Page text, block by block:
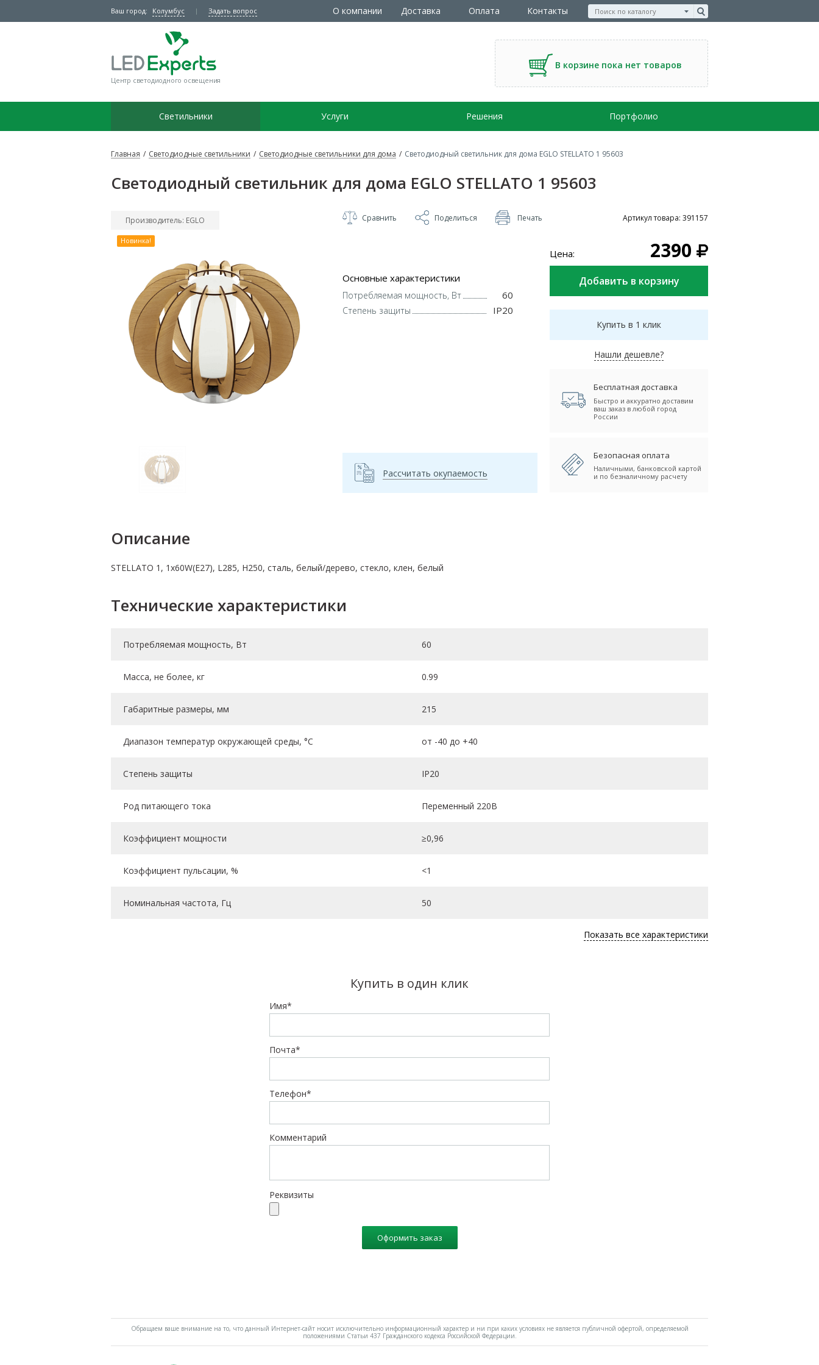
Ваш город: Колумбус Задать вопрос О компании Доставка Оплата Контакты
Центр светодиодного освещения
В корзине пока нет товаров
Светильники Услуги Решения Портфолио
Главная / Светодиодные светильники / Светодиодные светильники для дома / Светодиодный светильник для дома EGLO STELLATO 1 95603
Светодиодный светильник для дома EGLO STELLATO 1 95603
Производитель: EGLO
Новинка!
Сравнить Поделиться Печать Артикул товара: 391157
Основные характеристики
Потребляемая мощность, Вт 60
Степень защиты IP20
Рассчитать окупаемость
Цена: 2390
Купить в 1 клик
Нашли дешевле?
Бесплатная доставка
Быстро и аккуратно доставим
ваш заказ в любой город
России
Безопасная оплата
Наличными, банковской картой
и по безналичному расчету
Описание
STELLATO 1, 1х60W(E27), L285, H250, сталь, белый/дерево, стекло, клен, белый
Технические характеристики
Потребляемая мощность, Вт 60
Масса, не более, кг 0.99
Габаритные размеры, мм 215
Диапазон температур окружающей среды, °C от -40 до +40
Степень защиты IP20
Род питающего тока Переменный 220В
Коэффициент мощности ≥0,96
Коэффициент пульсации, % <1
Номинальная частота, Гц 50
Показать все характеристики
Купить в один клик
Имя*
Почта*
Телефон*
Комментарий
Реквизиты
Оформить заказ
Обращаем ваше внимание на то, что данный Интернет-сайт носит исключительно информационный характер и ни при каких условиях не является публичной офертой, определяемой
положениями Статьи 437 Гражданского кодекса Российской Федерации.